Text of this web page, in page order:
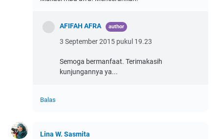
AFIFAH AFRA
3 September 2015 pukul 19.23
Semoga bermanfaat. Terimakasih
kunjungannya ya...
Balas
Lina W. Sasmita